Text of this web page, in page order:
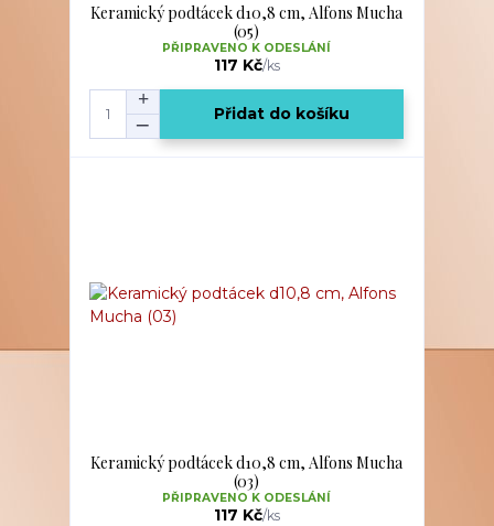
Keramický podtácek d10,8 cm, Alfons Mucha
(05)
117 Kč/ks
PŘIPRAVENO K ODESLÁNÍ
Přidat do košíku
Keramický podtácek d10,8 cm, Alfons Mucha
(03)
117 Kč/ks
PŘIPRAVENO K ODESLÁNÍ